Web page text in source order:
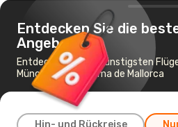
Entdecken Sie die
Angebote
Entdecken Sie die günstigsten
München nach Palma de Mallorca
Hin- und Rückreise